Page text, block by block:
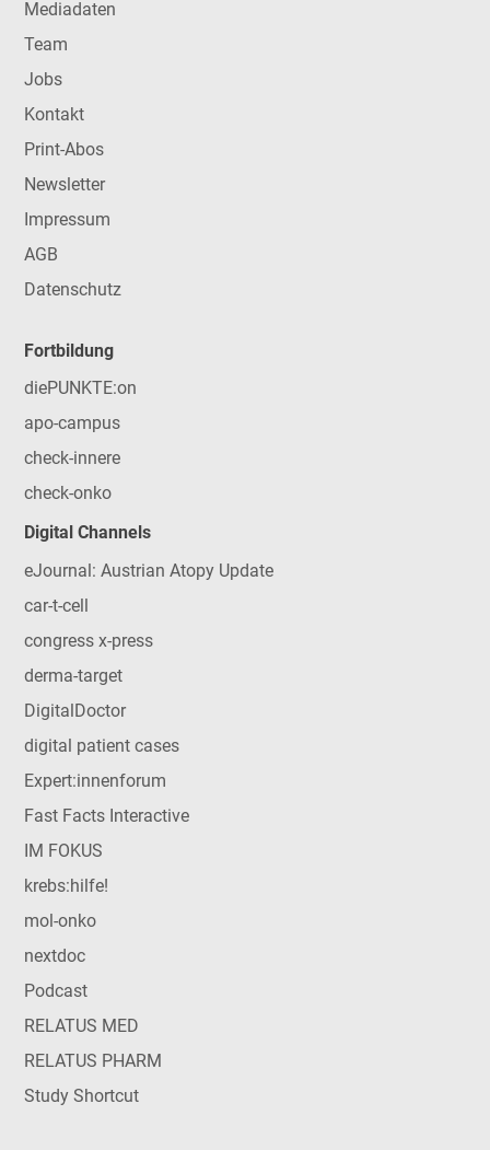
Mediadaten
Team
Jobs
Kontakt
Print-Abos
Newsletter
Impressum
AGB
Datenschutz
Fortbildung
diePUNKTE:on
apo-campus
check-innere
check-onko
Digital Channels
eJournal: Austrian Atopy Update
car-t-cell
congress x-press
derma-target
DigitalDoctor
digital patient cases
Expert:innenforum
Fast Facts Interactive
IM FOKUS
krebs:hilfe!
mol-onko
nextdoc
Podcast
RELATUS MED
RELATUS PHARM
Study Shortcut